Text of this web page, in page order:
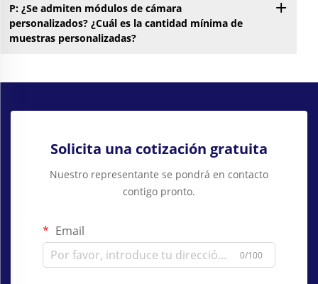
P: ¿Se admiten módulos de cámara
personalizados? ¿Cuál es la cantidad mínima de
muestras personalizadas?
Solicita una cotización gratuita
Nuestro representante se pondrá en contacto
contigo pronto.
Email
0/100